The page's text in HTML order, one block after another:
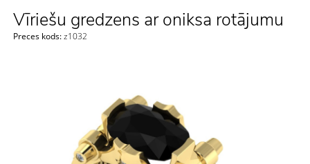
Vīriešu gredzens ar oniksa rotājumu
Preces kods:z1032